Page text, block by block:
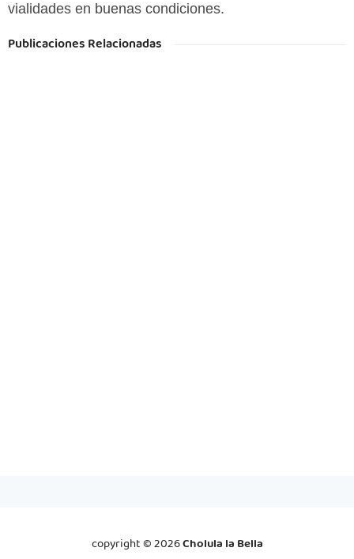
vialidades en buenas condiciones.
Publicaciones Relacionadas
copyright ©2026Cholula la Bella